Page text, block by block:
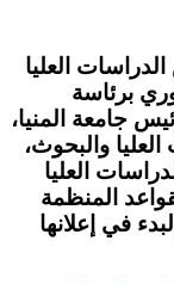
العليا
برئاسة
جامعة المنيا،
والبحوث،
العليا
المنظمة
في إعلانها